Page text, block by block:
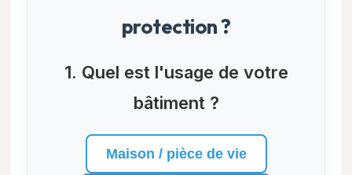
protection ?
1. Quel est l'usage de votre
bâtiment ?
Maison / pièce de vie